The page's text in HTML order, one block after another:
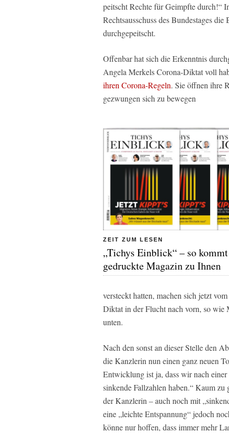
peitscht Rechte für Geimpfte durch!“
Rechtsausschuss des Bundestages
durchgepeitscht.
Offenbar hat sich die Erkenntnis
Angela Merkels Corona-Diktat voll
ihren Corona-Regeln. Sie öffnen ihre
gezwungen sich zu bewegen
ZEIT ZUM LESEN
„Tichys Einblick“ – so kommt
gedruckte Magazin zu Ihnen
versteckt hatten, machen sich jetzt
Diktat in der Flucht nach vorn, so wie
unten.
Nach den sonst an dieser Stelle den
die Kanzlerin nun einen ganz neuen
Entwicklung ist ja, dass wir nach
sinkende Fallzahlen haben.“ Kaum
der Kanzlerin – auch noch mit
eine „leichte Entspannung“ jedoch
könne nur hoffen, dass immer mehr